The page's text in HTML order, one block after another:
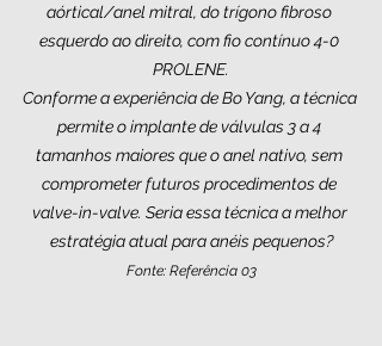
aórtical/anel mitral, do trígono fibroso
esquerdo ao direito, com fio contínuo 4-0
PROLENE.
Conforme a experiência de Bo Yang, a técnica
permite o implante de válvulas 3 a 4
tamanhos maiores que o anel nativo, sem
comprometer futuros procedimentos de
valve-in-valve. Seria essa técnica a melhor
estratégia atual para anéis pequenos?
Fonte: Referência 03